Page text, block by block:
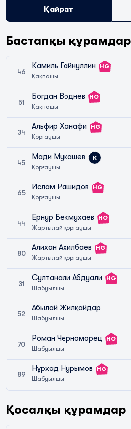
Қайрат
Бастапқы құрамдар
46
Камиль Гайнуллин
Қақпашы
HG
51
Богдан Воднев
Қақпашы
HG
34
Альфир Ханафи
Қорғаушы
HG
45
Мади Мукашев
Қорғаушы
К
65
Ислам Рашидов
Қорғаушы
HG
44
Ернур Бекмухаев
Жартылай қорғаушы
HG
80
Алихан Ахилбаев
Жартылай қорғаушы
HG
31
Султанали Абдуали
Шабуылшы
HG
52
Абылай Жилқайдар
Шабуылшы
70
Роман Черноморец
Шабуылшы
HG
89
Нұрхад Нурымов
Шабуылшы
HG
Қосалқы құрамдар